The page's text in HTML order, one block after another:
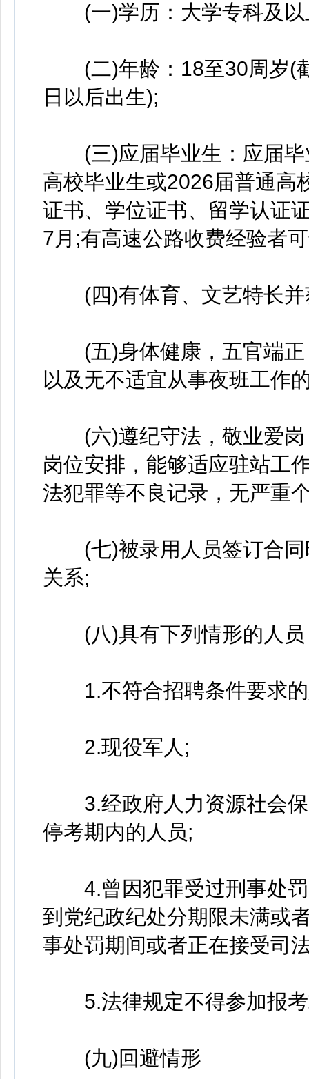
(一)学历：大学专科及以
(二)年龄：18至30周岁(
日以后出生);
(三)应届毕业生：应届毕
高校毕业生或2026届普通高
证书、学位证书、留学认证
7月;有高速公路收费经验者
(四)有体育、文艺特长并
(五)身体健康，五官端正
以及无不适宜从事夜班工作
(六)遵纪守法，敬业爱岗
岗位安排，能够适应驻站工
法犯罪等不良记录，无严重
(七)被录用人员签订合同
关系;
(八)具有下列情形的人员
1.不符合招聘条件要求的
2.现役军人;
3.经政府人力资源社会保
停考期内的人员;
4.曾因犯罪受过刑事处罚
到党纪政纪处分期限未满或
事处罚期间或者正在接受司
5.法律规定不得参加报考
(九)回避情形